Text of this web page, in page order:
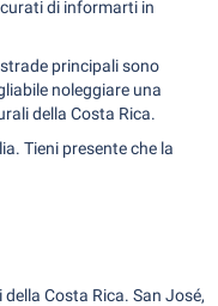
di informarti in
principali sono
noleggiare una
della Costa Rica.
Tieni presente che la
Costa Rica. San José,